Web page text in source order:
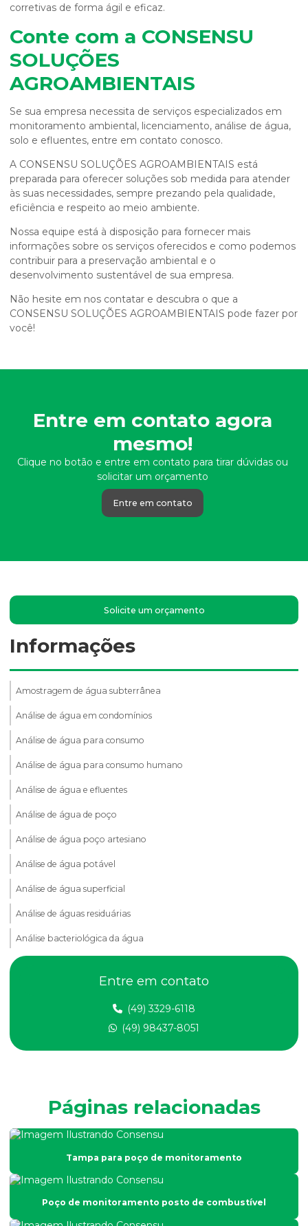
corretivas de forma ágil e eficaz.
Conte com a CONSENSU
SOLUÇÕES
AGROAMBIENTAIS
Se sua empresa necessita de serviços especializados em
monitoramento ambiental, licenciamento, análise de água,
solo e efluentes, entre em contato conosco.
A CONSENSU SOLUÇÕES AGROAMBIENTAIS está
preparada para oferecer soluções sob medida para atender
às suas necessidades, sempre prezando pela qualidade,
eficiência e respeito ao meio ambiente.
Nossa equipe está à disposição para fornecer mais
informações sobre os serviços oferecidos e como podemos
contribuir para a preservação ambiental e o
desenvolvimento sustentável de sua empresa.
Não hesite em nos contatar e descubra o que a
CONSENSU SOLUÇÕES AGROAMBIENTAIS pode fazer por
você!
Entre em contato agora
mesmo!
Clique no botão e entre em contato para tirar dúvidas ou
solicitar um orçamento
Entre em contato
Solicite um orçamento
Informações
Amostragem de água subterrânea
Análise de água em condomínios
Análise de água para consumo
Análise de água para consumo humano
Análise de água e efluentes
Análise de água de poço
Análise de água poço artesiano
Análise de água potável
Análise de água superficial
Análise de águas residuárias
Análise bacteriológica da água
Análise de dbo em efluentes
Análise de dqo em efluente
Análise de efluentes líquidos
Análise de esgoto
Análise de fertilidade do solo
Análise física do solo
Análise físico química e microbiológica de água
Entre em contato
(49) 3329-6118
(49) 98437-8051
Páginas relacionadas
Tampa para poço de monitoramento
Poço de monitoramento posto de combustível